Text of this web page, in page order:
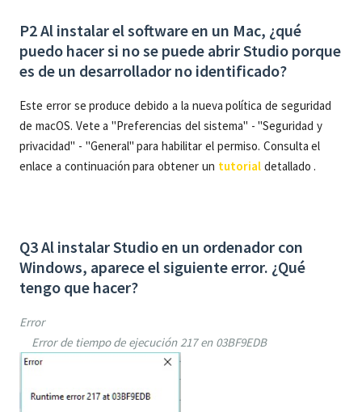
P2 Al instalar el software en un Mac, ¿qué
puedo hacer si no se puede abrir Studio porque
es de un desarrollador no identificado?
Este error se produce debido a la nueva política de seguridad
de macOS. Vete a "Preferencias del sistema" - "Seguridad y
privacidad" - "General" para habilitar el permiso. Consulta el
enlace a continuación para obtener un tutorialdetallado .
Q3 Al instalar Studio en un ordenador con
Windows, aparece el siguiente error. ¿Qué
tengo que hacer?
Error
Error de tiempo de ejecución 217 en 03BF9EDB